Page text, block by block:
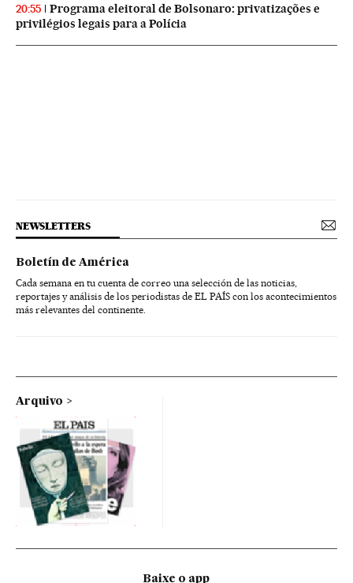
20:55
Programa eleitoral de Bolsonaro: privatizações e
privilégios legais para a Polícia
NEWSLETTERS
Boletín de América
Cada semana en tu cuenta de correo una selección de las noticias,
reportajes y análisis de los periodistas de EL PAÍS con los acontecimientos
más relevantes del continente.
Arquivo
Baixe o app